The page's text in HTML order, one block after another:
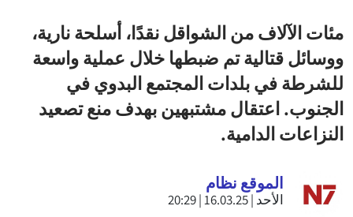
مئات الآلاف من الشواقل نقدًا، أسلحة نارية،
ووسائل قتالية تم ضبطها خلال عملية واسعة
للشرطة في بلدات المجتمع البدوي في
الجنوب. اعتقال مشتبهين بهدف منع تصعيد
النزاعات الدامية.
الموقع نظام
الأحد | 16.03.25 | 20:29